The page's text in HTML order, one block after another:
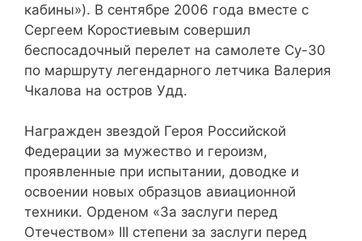
кабины»). В сентябре 2006 года вместе с
Сергеем Коростиевым совершил
беспосадочный перелет на самолете Су-30
по маршруту легендарного летчика Валерия
Чкалова на остров Удд.
Награжден звездой Героя Российской
Федерации за мужество и героизм,
проявленные при испытании, доводке и
освоении новых образцов авиационной
техники. Орденом «За заслуги перед
Отечеством» III степени за заслуги перед